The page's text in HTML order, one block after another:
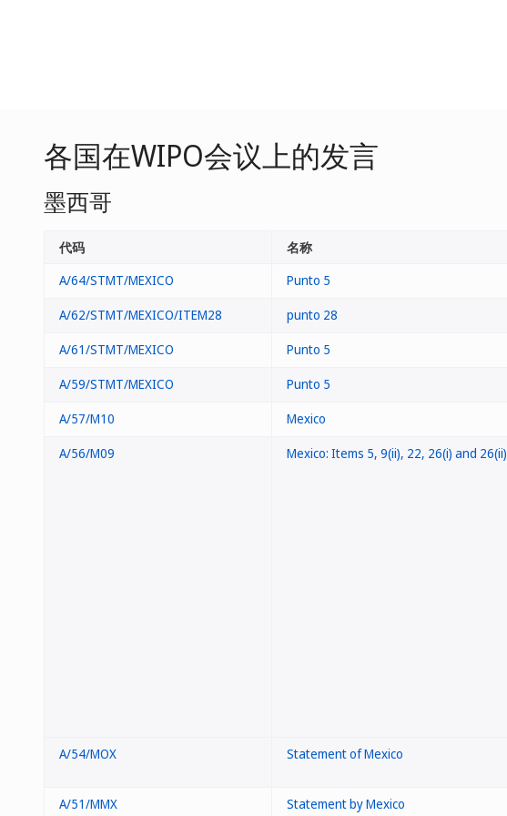
各国在WIPO会议上的发言
墨西哥
代码
名称
A/64/STMT/MEXICO
Punto 5
A/62/STMT/MEXICO/ITEM28
punto 28
A/61/STMT/MEXICO
Punto 5
A/59/STMT/MEXICO
Punto 5
A/57/M10
Mexico
A/56/M09
Mexico: Items 5, 9(ii), 22, 26(i) and 26(ii)
A/54/MOX Statement of Mexico
A/51/MMX Statement by Mexico